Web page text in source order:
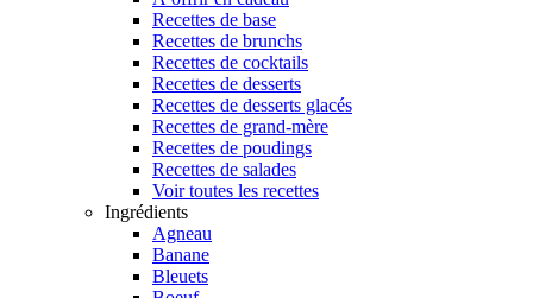
Recettes de base
Recettes de brunchs
Recettes de cocktails
Recettes de desserts
Recettes de desserts glacés
Recettes de grand-mère
Recettes de poudings
Recettes de salades
Voir toutes les recettes
Ingrédients
Agneau
Banane
Bleuets